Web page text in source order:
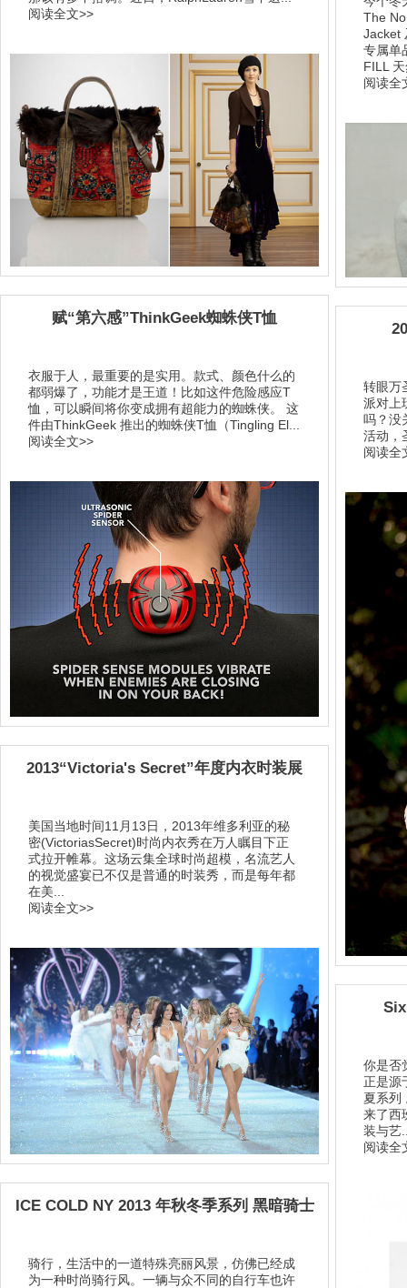
阅读全文>>
The
Jacket
专属单
FILL
阅读全
赋“第六感”ThinkGeek蜘蛛侠T恤
衣服于人，最重要的是实用。款式、颜色什么的
都弱爆了，功能才是王道！比如这件危险感应T
恤，可以瞬间将你变成拥有超能力的蜘蛛侠。 这
件由ThinkGeek 推出的蜘蛛侠T恤（Tingling El...
阅读全文>>
转眼万
派对上
吗？没
活动，
阅读全
2013“Victoria's Secret”年度内衣时装展
美国当地时间11月13日，2013年维多利亚的秘
密(VictoriasSecret)时尚内衣秀在万人瞩目下正
式拉开帷幕。这场云集全球时尚超模，名流艺人
的视觉盛宴已不仅是普通的时装秀，而是每年都
在美...
阅读全文>>
你是否
正是源
夏系列
来了西
装与艺
阅读全
ICE COLD NY 2013 年秋冬季系列 黑暗骑士
骑行，生活中的一道特殊亮丽风景，仿佛已经成
为一种时尚骑行风。一辆与众不同的自行车也许